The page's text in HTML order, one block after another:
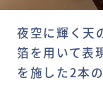
夜空に輝く天
箔を用いて表
を施した2本